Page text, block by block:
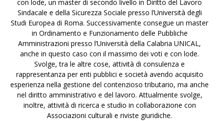
con lode, un master di secondo livello in Diritto del Lavoro
Sindacale e della Sicurezza Sociale presso l’Università degli
Studi Europea di Roma. Successivamente consegue un master
in Ordinamento e Funzionamento delle Pubbliche
Amministrazioni presso l’Università della Calabria UNICAL,
anche in questo caso con il massimo dei voti e con lode.
Svolge, tra le altre cose, attività di consulenza e
rappresentanza per enti pubblici e società avendo acquisito
esperienza nella gestione del contenzioso tributario, ma anche
nel diritto amministrativo e del lavoro. Attualmente svolge,
inoltre, attività di ricerca e studio in collaborazione con
Associazioni culturali e riviste giuridiche.